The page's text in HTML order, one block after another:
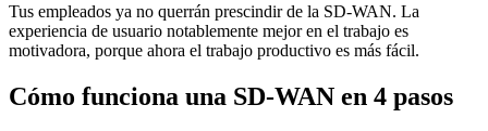
Tus empleados ya no querrán prescindir de la SD-WAN. La
experiencia de usuario notablemente mejor en el trabajo es
motivadora, porque ahora el trabajo productivo es más fácil.
Cómo funciona una SD-WAN en 4 pasos